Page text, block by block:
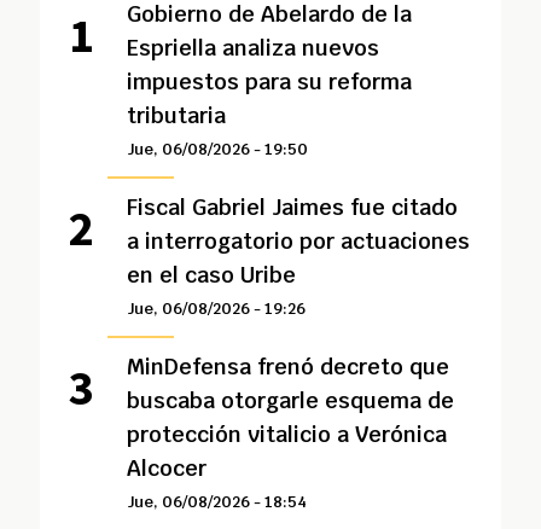
Gobierno de Abelardo de la
Espriella analiza nuevos
impuestos para su reforma
tributaria
Jue, 06/08/2026 - 19:50
Fiscal Gabriel Jaimes fue citado
a interrogatorio por actuaciones
en el caso Uribe
Jue, 06/08/2026 - 19:26
MinDefensa frenó decreto que
buscaba otorgarle esquema de
protección vitalicio a Verónica
Alcocer
Jue, 06/08/2026 - 18:54